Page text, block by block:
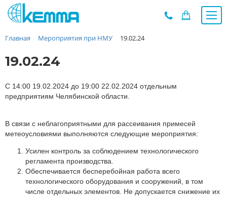
Каталог
О заводе
Новости
Контакты
Наши проекты
Мероприятия при НМУ
Предложения к зачёту
Подбор
Главная Мероприятия при НМУ 19.02.24
19.02.24
С 14:00 19.02.2024 до 19:00 22.02.2024 отдельным
предприятиям Челябинской области.
В связи с неблагоприятными для рассеивания примесей
метеоусловиями выполняются следующие мероприятия:
Усилен контроль за соблюдением технологического
регламента производства.
Обеспечивается бесперебойная работа всего
технологического оборудования и сооружений, в том
числе отдельных элементов. Не допускается снижение их